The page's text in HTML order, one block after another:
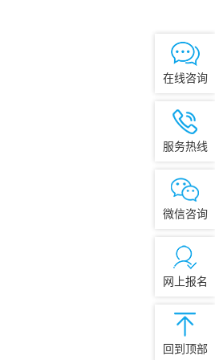
在线咨询
服务热线
微信咨询
网上报名
回到顶部